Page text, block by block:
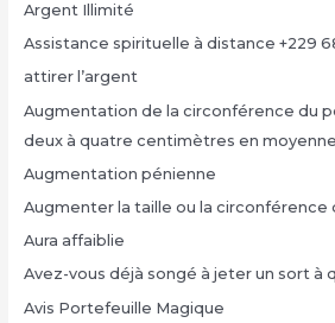
Argent Illimité
Assistance spirituelle à distance +229
attirer l’argent
Augmentation de la circonférence du
deux à quatre centimètres en moyenne
Augmentation pénienne
Augmenter la taille ou la circonférence
Aura affaiblie
Avez-vous déjà songé à jeter un sort à
Avis Portefeuille Magique